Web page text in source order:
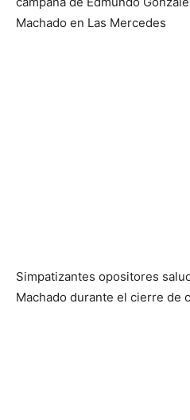
Machado en Las Mercedes
Simpatizantes opositores
Machado durante el cierre de